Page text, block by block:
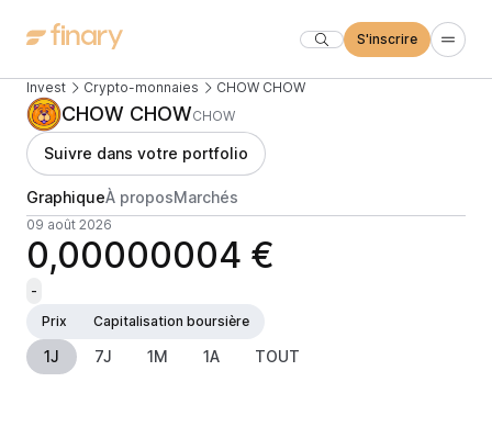
S'inscrire
Invest Crypto-monnaies CHOW CHOW
CHOW CHOWCHOW
Suivre dans votre portfolio
GraphiqueÀ proposMarchés
09 août 2026
0,00000004 €
-
Prix
Capitalisation boursière
1J 7J 1M 1A TOUT